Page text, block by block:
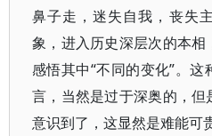
鼻子走，迷失自我，丧失
象，进入历史深层次的本相
感悟其中“不同的变化”。
言，当然是过于深奥的，
意识到了，这显然是难能可